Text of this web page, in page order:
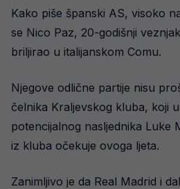
Kako piše španski AS, visoko
se Nico Paz, 20-godišnji
briljirao u italijanskom Comu.
Njegove odlične partije nisu
čelnika Kraljevskog kluba, koji
potencijalnog nasljednika Luke
iz kluba očekuje ovoga ljeta.
Zanimljivo je da Real Madrid i